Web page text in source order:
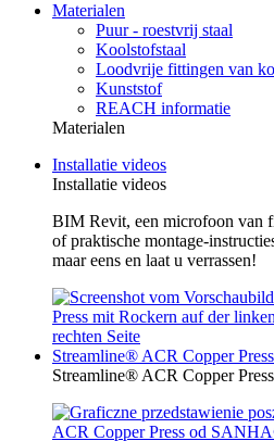
Materialen
Puur - roestvrij staal
Koolstofstaal
Loodvrije fittingen van
Kunststof
REACH informatie
Materialen
Installatie videos
Installatie videos
BIM Revit, een microfoon van
of praktische montage-
maar eens en laat u verrassen!
Streamline® ACR Copper
Streamline® ACR Copper